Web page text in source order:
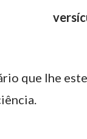
que lhe